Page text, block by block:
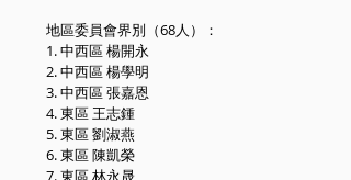
地區委員會界別（68人）：
1. 中西區 楊開永
2. 中西區 楊學明
3. 中西區 張嘉恩
4. 東區 王志鍾
5. 東區 劉淑燕
6. 東區 陳凱榮
7. 東區 林永晟